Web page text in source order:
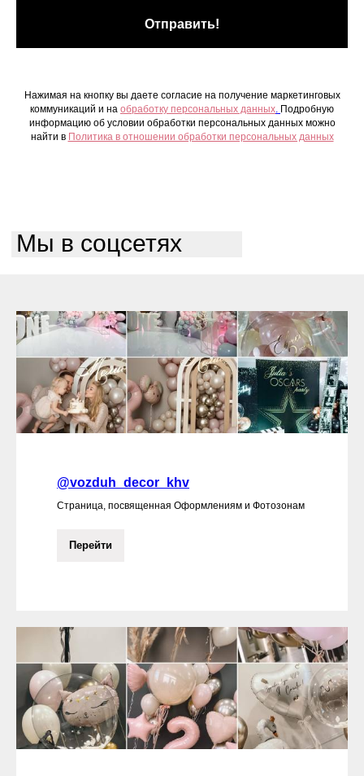
Отправить!
Нажимая на кнопку вы даете согласие на получение маркетинговых
коммуникаций и на обработку персональных данных. Подробную
информацию об условии обработки персональных данных можно
найти в Политика в отношении обработки персональных данных
Мы в соцсетях
@vozduh_decor_khv
Страница, посвященная Оформлениям и Фотозонам
Перейти